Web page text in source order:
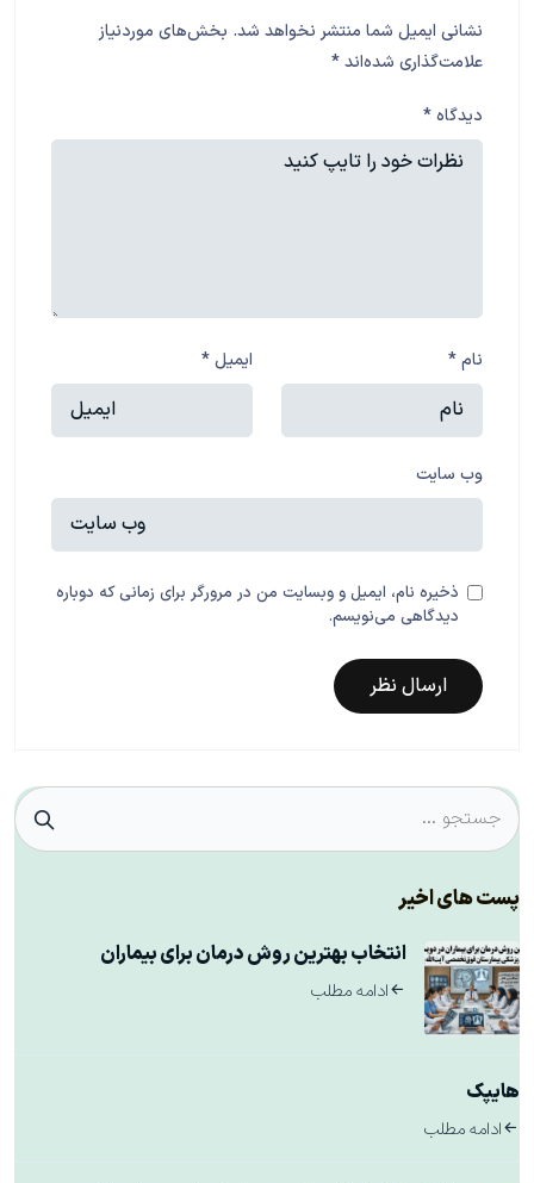
نشانی ایمیل شما منتشر نخواهد شد. بخش‌های موردنیاز
علامت‌گذاری شده‌اند*
دیدگاه*
نام* ایمیل*
وب‌ سایت
ذخیره نام، ایمیل و وبسایت من در مرورگر برای زمانی که دوباره
دیدگاهی می‌نویسم.
پست های اخیر
انتخاب بهترین روش درمان برای بیماران
ادامه مطلب
هایپک
ادامه مطلب